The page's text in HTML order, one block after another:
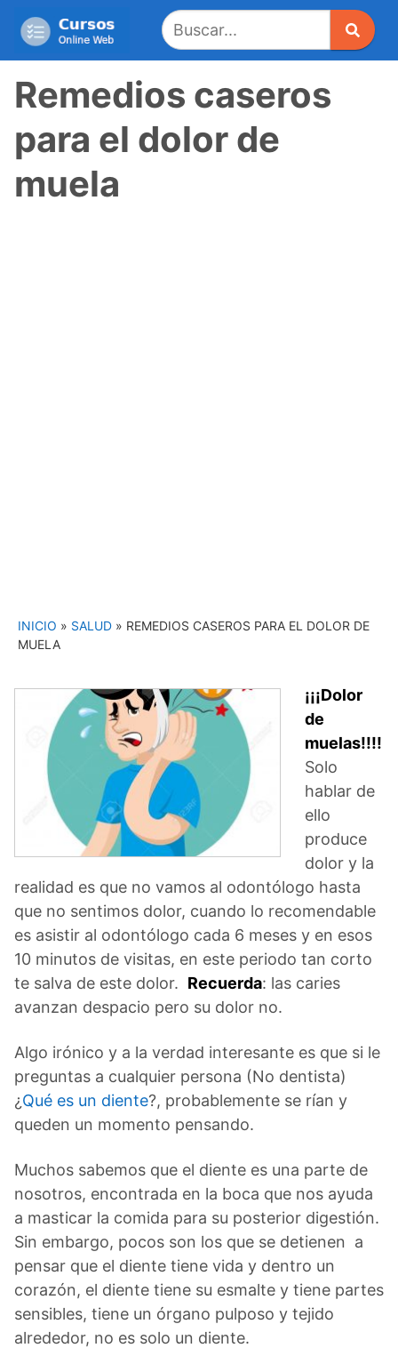
Remedios caseros
para el dolor de
muela
INICIO » SALUD » REMEDIOS CASEROS PARA EL DOLOR DE
MUELA
¡¡¡Dolor
de
muelas!!!!
Solo
hablar de
ello
produce
dolor y la
realidad es que no vamos al odontólogo hasta
que no sentimos dolor, cuando lo recomendable
es asistir al odontólogo cada 6 meses y en esos
10 minutos de visitas, en este periodo tan corto
te salva de este dolor. Recuerda: las caries
avanzan despacio pero su dolor no.
Algo irónico y a la verdad interesante es que si le
preguntas a cualquier persona (No dentista)
¿Qué es un diente?, probablemente se rían y
queden un momento pensando.
Muchos sabemos que el diente es una parte de
nosotros, encontrada en la boca que nos ayuda
a masticar la comida para su posterior digestión.
Sin embargo, pocos son los que se detienen a
pensar que el diente tiene vida y dentro un
corazón, el diente tiene su esmalte y tiene partes
sensibles, tiene un órgano pulposo y tejido
alrededor, no es solo un diente.